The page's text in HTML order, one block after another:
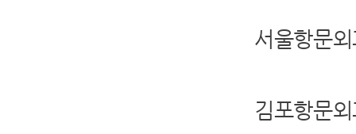
서울항문
김포항문